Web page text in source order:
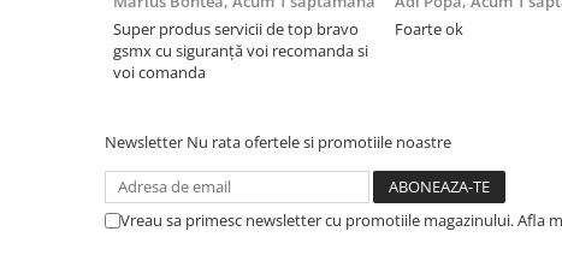
Super produs servicii de top bravo
gsmx cu siguranță voi recomanda si
voi comanda
Foarte ok
Newsletter Nu rata ofertele si promotiile noastre
Vreau sa primesc newsletter cu promotiile magazinului. Afla